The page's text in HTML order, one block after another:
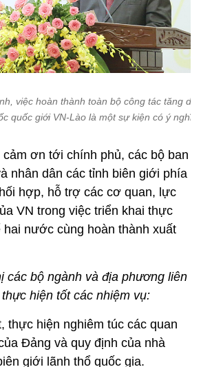
việc hoàn thành toàn bộ công tác tăng
quốc giới VN-Lào là một sự kiện có ý nghĩa
ơn tới chính phủ, các bộ ban
nhân dân các tỉnh biên giới phía
hợp, hỗ trợ các cơ quan, lực
VN trong việc triển khai thực
hai nước cùng hoàn thành xuất
các bộ ngành và địa phương liên
hiện tốt các nhiệm vụ:
thực hiện nghiêm túc các quan
Đảng và quy định của nhà
giới lãnh thổ quốc gia.